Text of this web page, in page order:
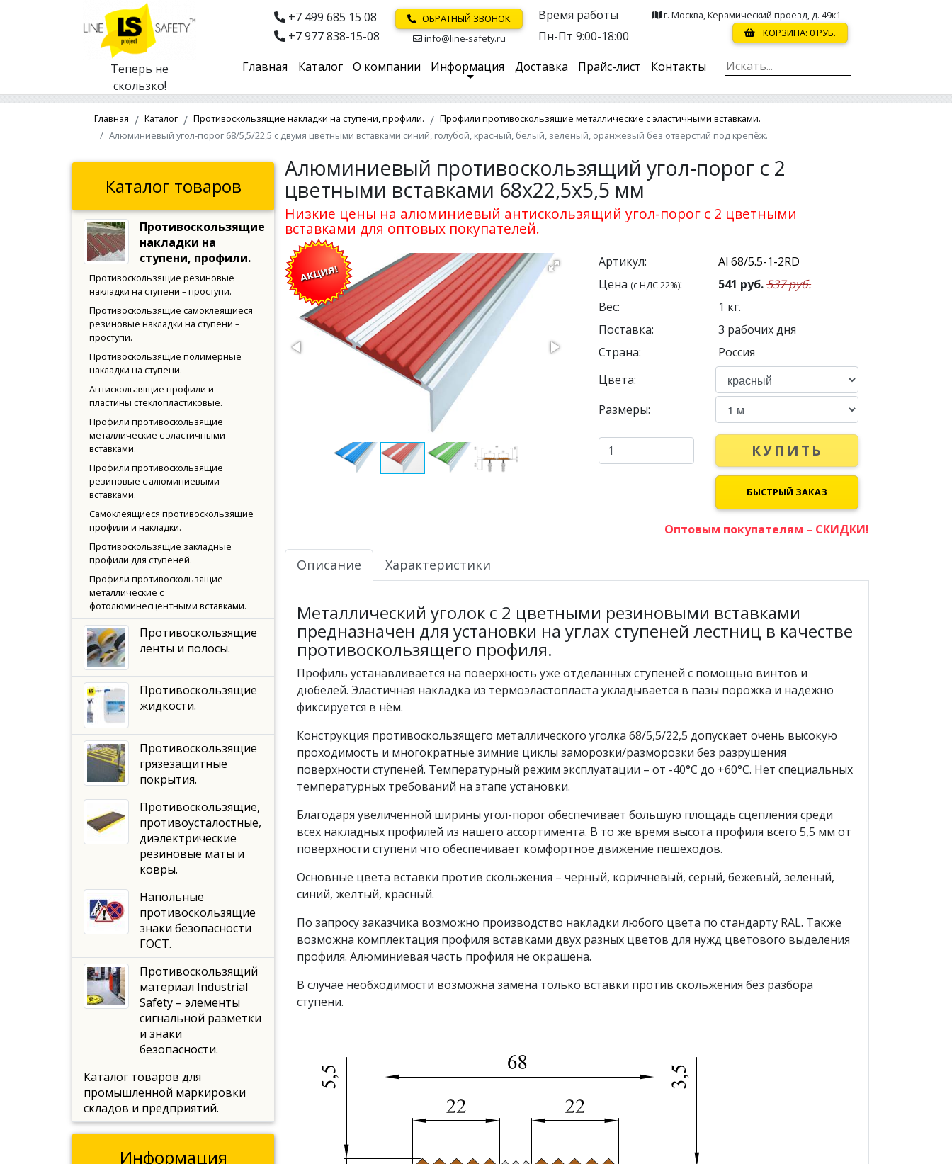
Теперь не
скользко!
+7 499 685 15 08
+7 977 838-15-08
ОБРАТНЫЙ ЗВОНОК
info@line-safety.ru
Время работы
Пн-Пт 9:00-18:00
г. Москва, Керамический проезд, д. 49к1
КОРЗИНА: 0РУБ.
Главная Каталог О компании Информация Доставка Прайс-лист Контакты
Главная Каталог Противоскользящие накладки на ступени, профили.
Профили противоскользящие металлические с эластичными вставками.
Алюминиевый угол-порог 68/5,5/22,5 с двумя цветными вставками синий, голубой, красный, белый, зеленый, оранжевый без отверстий под крепёж.
Алюминиевый противоскользящий угол-порог с 2
цветными вставками 68х22,5х5,5 мм
Низкие цены на алюминиевый антискользящий угол-порог с 2 цветными
вставками для оптовых покупателей.
Артикул:
Цена (с НДС 22%): 541 руб.537 руб.
Вес:
1 кг.
Поставка:
3 рабочих дня
Страна:
Россия
Цвета:
Размеры:
КУПИТЬ
БЫСТРЫЙ ЗАКАЗ
Оптовым покупателям – СКИДКИ!
Описание Характеристики
Металлический уголок с 2 цветными резиновыми вставками
предназначен для установки на углах ступеней лестниц в качестве
противоскользящего профиля.
Профиль устанавливается на поверхность уже отделанных ступеней с помощью винтов и
дюбелей. Эластичная накладка из термоэластопласта укладывается в пазы порожка и надёжно
фиксируется в нём.
Конструкция противоскользящего металлического уголка 68/5,5/22,5 допускает очень высокую
проходимость и многократные зимние циклы заморозки/разморозки без разрушения
поверхности ступеней. Температурный режим эксплуатации – от -40°С до +60°С. Нет специальных
температурных требований на этапе установки.
Благодаря увеличенной ширины угол-порог обеспечивает большую площадь сцепления среди
всех накладных профилей из нашего ассортимента. В то же время высота профиля всего 5,5 мм от
поверхности ступени что обеспечивает комфортное движение пешеходов.
Основные цвета вставки против скольжения – черный, коричневый, серый, бежевый, зеленый,
синий, желтый, красный.
По запросу заказчика возможно производство накладки любого цвета по стандарту RAL. Также
возможна комплектация профиля вставками двух разных цветов для нужд цветового выделения
профиля. Алюминиевая часть профиля не окрашена.
В случае необходимости возможна замена только вставки против скольжения без разбора
ступени.
Каталог товаров
Противоскользящие
накладки на
ступени, профили.
Противоскользящие резиновые
накладки на ступени – проступи.
Противоскользящие самоклеящиеся
резиновые накладки на ступени –
проступи.
Противоскользящие полимерные
накладки на ступени.
Антискользящие профили и
пластины стеклопластиковые.
Профили противоскользящие
металлические с эластичными
вставками.
Профили противоскользящие
резиновые с алюминиевыми
вставками.
Самоклеящиеся противоскользящие
профили и накладки.
Противоскользящие закладные
профили для ступеней.
Профили противоскользящие
металлические с
фотолюминесцентными вставками.
Противоскользящие
ленты и полосы.
Противоскользящие
жидкости.
Противоскользящие
грязезащитные
покрытия.
Противоскользящие,
противоусталостные,
диэлектрические
резиновые маты и
ковры.
Напольные
противоскользящие
знаки безопасности
ГОСТ.
Противоскользящий
материал Industrial
Safety – элементы
сигнальной разметки
и знаки
безопасности.
Каталог товаров для
промышленной маркировки
складов и предприятий.
Информация